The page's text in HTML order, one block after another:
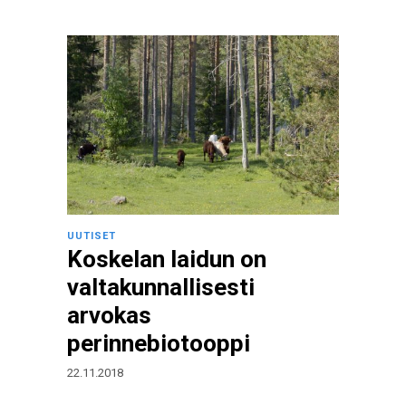
UUTISET
Koskelan laidun on
valtakunnallisesti
arvokas
perinnebiotooppi
22.11.2018